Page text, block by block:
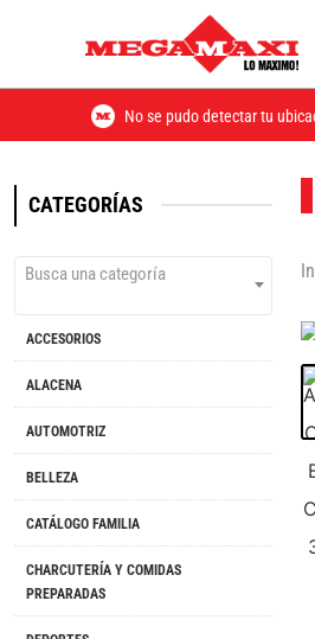
No se pudo detectar tu
CATEGORÍAS
Busca una categoría
ACCESORIOS
ALACENA
AUTOMOTRIZ
BELLEZA
CATÁLOGO FAMILIA
CHARCUTERÍA Y COMIDAS
PREPARADAS